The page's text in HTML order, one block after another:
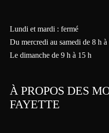
Lundi et mardi : fermé
Du mercredi au samedi de 8 h à
Le dimanche de 9 h à 15 h
À PROPOS DES
FAYETTE